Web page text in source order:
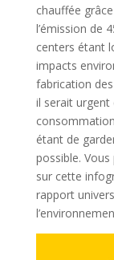
chauffée
l’émission de
centers étant
impacts
fabrication
il serait
étant de
possible.
sur cette
rapport